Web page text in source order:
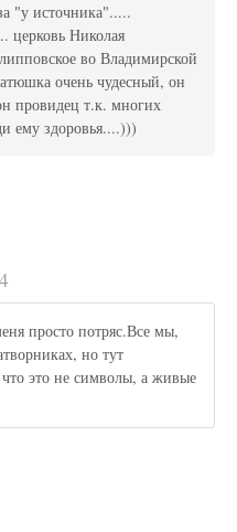
"у источника".....
церковь Николая
во Владимирской
очень чудесный, он
провидец т.к. многих
ему здоровья....)))
просто потряс.Все мы,
но тут
это не символы, а живые